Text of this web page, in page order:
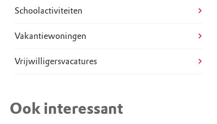
Schoolactiviteiten
Vakantiewoningen
Vrijwilligersvacatures
Ook interessant